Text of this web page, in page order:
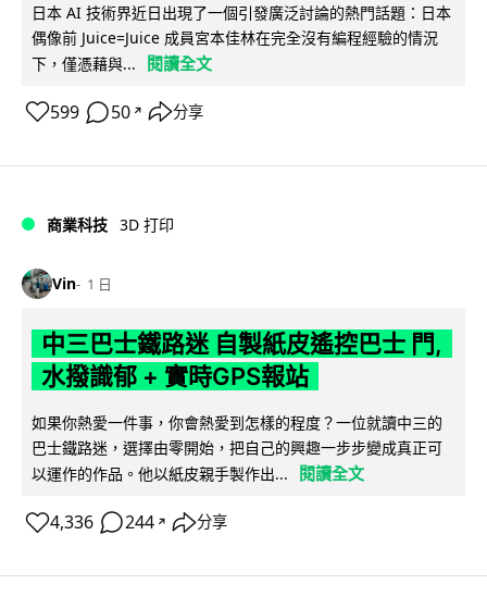
日本 AI 技術界近日出現了一個引發廣泛討論的熱門話題：日本
偶像前 Juice=Juice 成員宮本佳林在完全沒有編程經驗的情況
下，僅憑藉與...
閱讀全文
599 50 ↗ 分享
商業科技 3D 打印
Vin 1 日
中三巴士鐵路迷 自製紙皮遙控巴士 門,
水撥識郁 + 實時GPS報站
如果你熱愛一件事，你會熱愛到怎樣的程度？一位就讀中三的
巴士鐵路迷，選擇由零開始，把自己的興趣一步步變成真正可
以運作的作品。他以紙皮親手製作出...
閱讀全文
4,336 244 ↗ 分享